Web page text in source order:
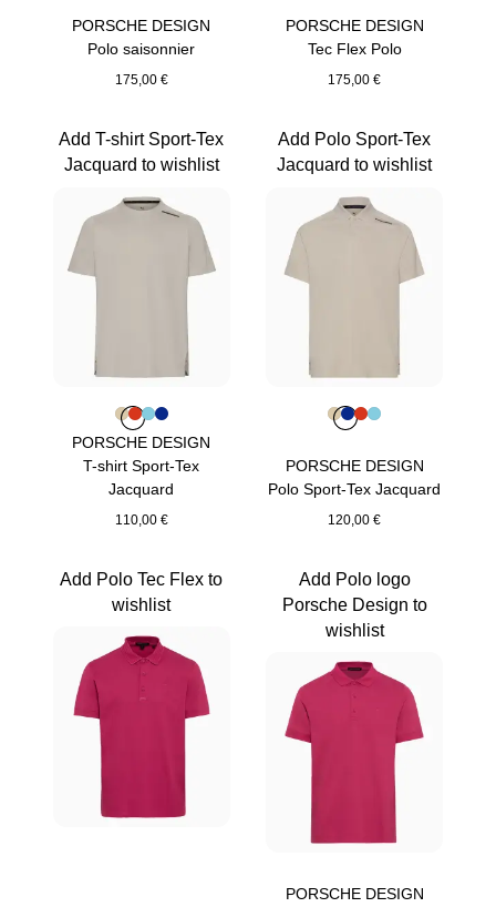
PORSCHE DESIGN
Polo saisonnier
175,00 €
PORSCHE DESIGN
Tec Flex Polo
175,00 €
PORSCHE DESIGN
T-shirt Sport-Tex
Jacquard
110,00 €
Add T-shirt Sport-Tex
Jacquard to wishlist
Couleur
Couleur
Couleur
Couleur
Couleur
PORSCHE DESIGN
Polo Sport-Tex Jacquard
120,00 €
Add Polo Sport-Tex
Jacquard to wishlist
Couleur
Couleur
Couleur
Couleur
Couleur
Add Polo Tec Flex to
wishlist
PORSCHE DESIGN
Add Polo logo
Porsche Design to
wishlist